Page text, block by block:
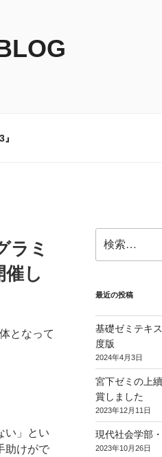
ラミ
し
となって
い」とい
助けがで
索:
最近の投稿
基礎ゼミテキ
度版
2024年4月3日
宮下ゼミの上
賞しました
2023年12月11日
現代社会学部
2023年10月26日